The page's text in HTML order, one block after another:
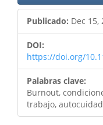
Publicado: Dec 15,
DOI:
https://doi.org/
Palabras clave:
Burnout,
trabajo,